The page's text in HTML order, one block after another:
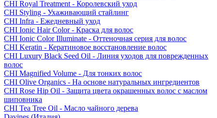
CHI Royal Treatment - Королевский уход
CHI Styling - Ухаживающий стайлинг
CHI Infra - Ежедневный уход
CHI Ionic Hair Color - Краска для волос
CHI Ionic Color Illuminate - Оттеночная серия для волос
CHI Keratin - Кератиновое восстановление волос
CHI Luxury Black Seed Oil - Линия уходов для поврежденных
волос
CHI Magnified Volume - Для тонких волос
CHI Olive Organics - На основе натуральных ингредиентов
CHI Rose Hip Oil - Защита цвета окрашенных волос с маслом
шиповника
CHI Tea Tree Oil - Масло чайного дерева